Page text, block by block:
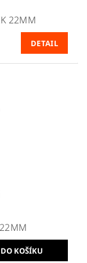
22MM
DETAIL